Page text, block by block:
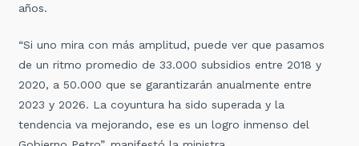
años.
“Si uno mira con más amplitud, puede ver que pasamos
de un ritmo promedio de 33.000 subsidios entre 2018 y
2020, a 50.000 que se garantizarán anualmente entre
2023 y 2026. La coyuntura ha sido superada y la
tendencia va mejorando, ese es un logro inmenso del